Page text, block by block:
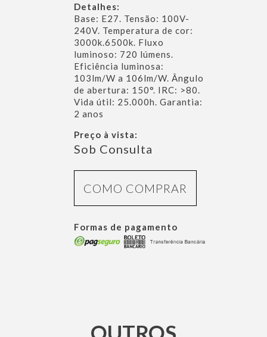
Detalhes:
Base: E27. Tensão: 100V-
240V. Temperatura de cor:
3000k.6500k. Fluxo
luminoso: 720 lúmens.
Eficiência luminosa:
103lm/W a 106lm/W. Ângulo
de abertura: 150°. IRC: >80.
Vida útil: 25.000h. Garantia:
2 anos
Preço à vista:
Sob Consulta
COMO COMPRAR
Formas de pagamento